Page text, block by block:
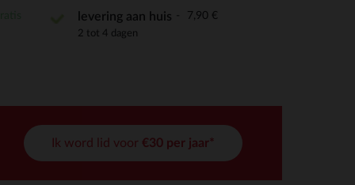
aan te passen en te beheren, en zorgt ervoor dat aan
levering aan huis 7,90 €
2 tot 4 dagen
Ik word lid voor €30 per jaar*